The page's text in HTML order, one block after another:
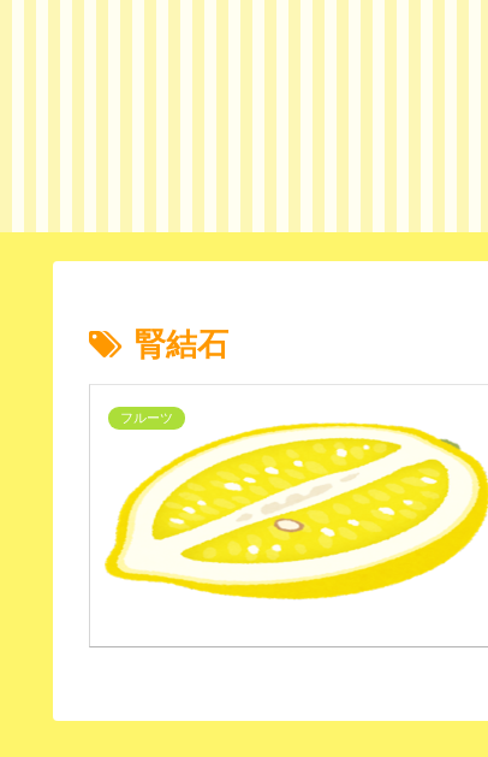
腎結石
フルーツ